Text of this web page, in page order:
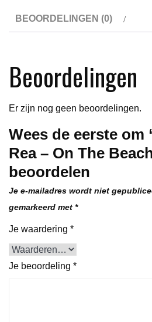
BEOORDELINGEN (0)
Beoordelingen
Er zijn nog geen beoordelingen.
Wees de eerste om
Rea – On The
beoordelen
Je e-mailadres wordt niet
gemarkeerd met *
Je waardering *
Je beoordeling *